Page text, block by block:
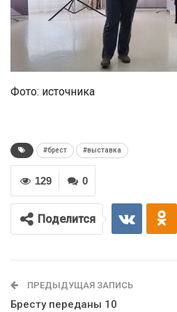
Фото: источника
#брест #выставка
0
129
Поделится
ПРЕДЫДУЩАЯ ЗАПИСЬ
Бресту переданы 10